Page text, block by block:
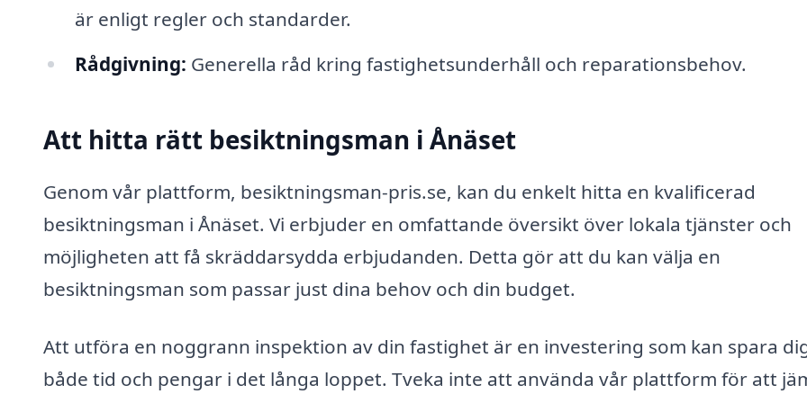
är enligt regler och standarder.
Rådgivning: Generella råd kring fastighetsunderhåll och reparationsbehov.
Att hitta rätt besiktningsman i Ånäset
Genom vår plattform, besiktningsman-pris.se, kan du enkelt hitta en kvalificerad
besiktningsman i Ånäset. Vi erbjuder en omfattande översikt över lokala tjänster och
möjligheten att få skräddarsydda erbjudanden. Detta gör att du kan välja en
besiktningsman som passar just dina behov och din budget.
Att utföra en noggrann inspektion av din fastighet är en investering som kan spara
både tid och pengar i det långa loppet. Tveka inte att använda vår plattform för att